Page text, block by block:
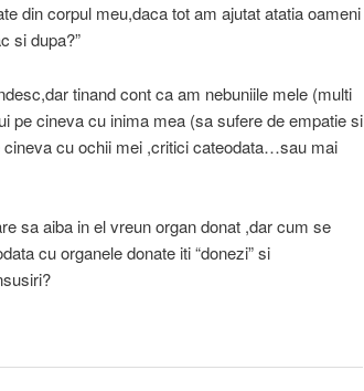
din corpul meu,daca tot am ajutat atatia oameni
si dupa?”
tinand cont ca am nebuniile mele (multi
pe cineva cu inima mea (sa sufere de empatie si
cu ochii mei ,critici cateodata…sau mai
sa aiba in el vreun organ donat ,dar cum se
cu organele donate iti “donezi” si